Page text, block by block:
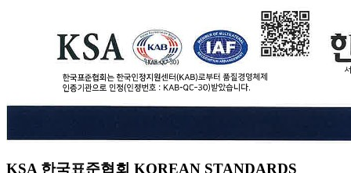
KSA 한국표준협회 KOREAN STANDARDS